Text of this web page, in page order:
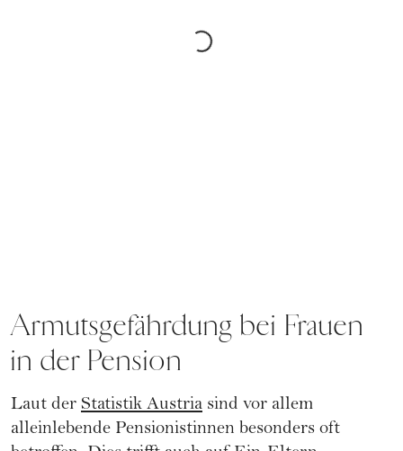
Armutsgefährdung bei Frauen
in der Pension
Laut der Statistik Austria sind vor allem
alleinlebende Pensionistinnen besonders oft